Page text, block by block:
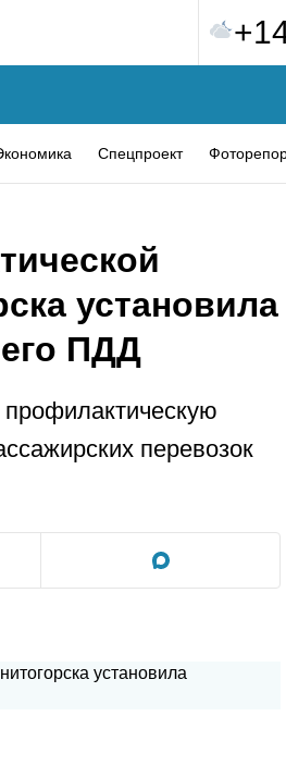
Спецпроект
установила
ПДД
профилактическую
перевозок